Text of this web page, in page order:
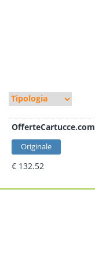
OfferteCartucce.com
Originale
€ 132.52